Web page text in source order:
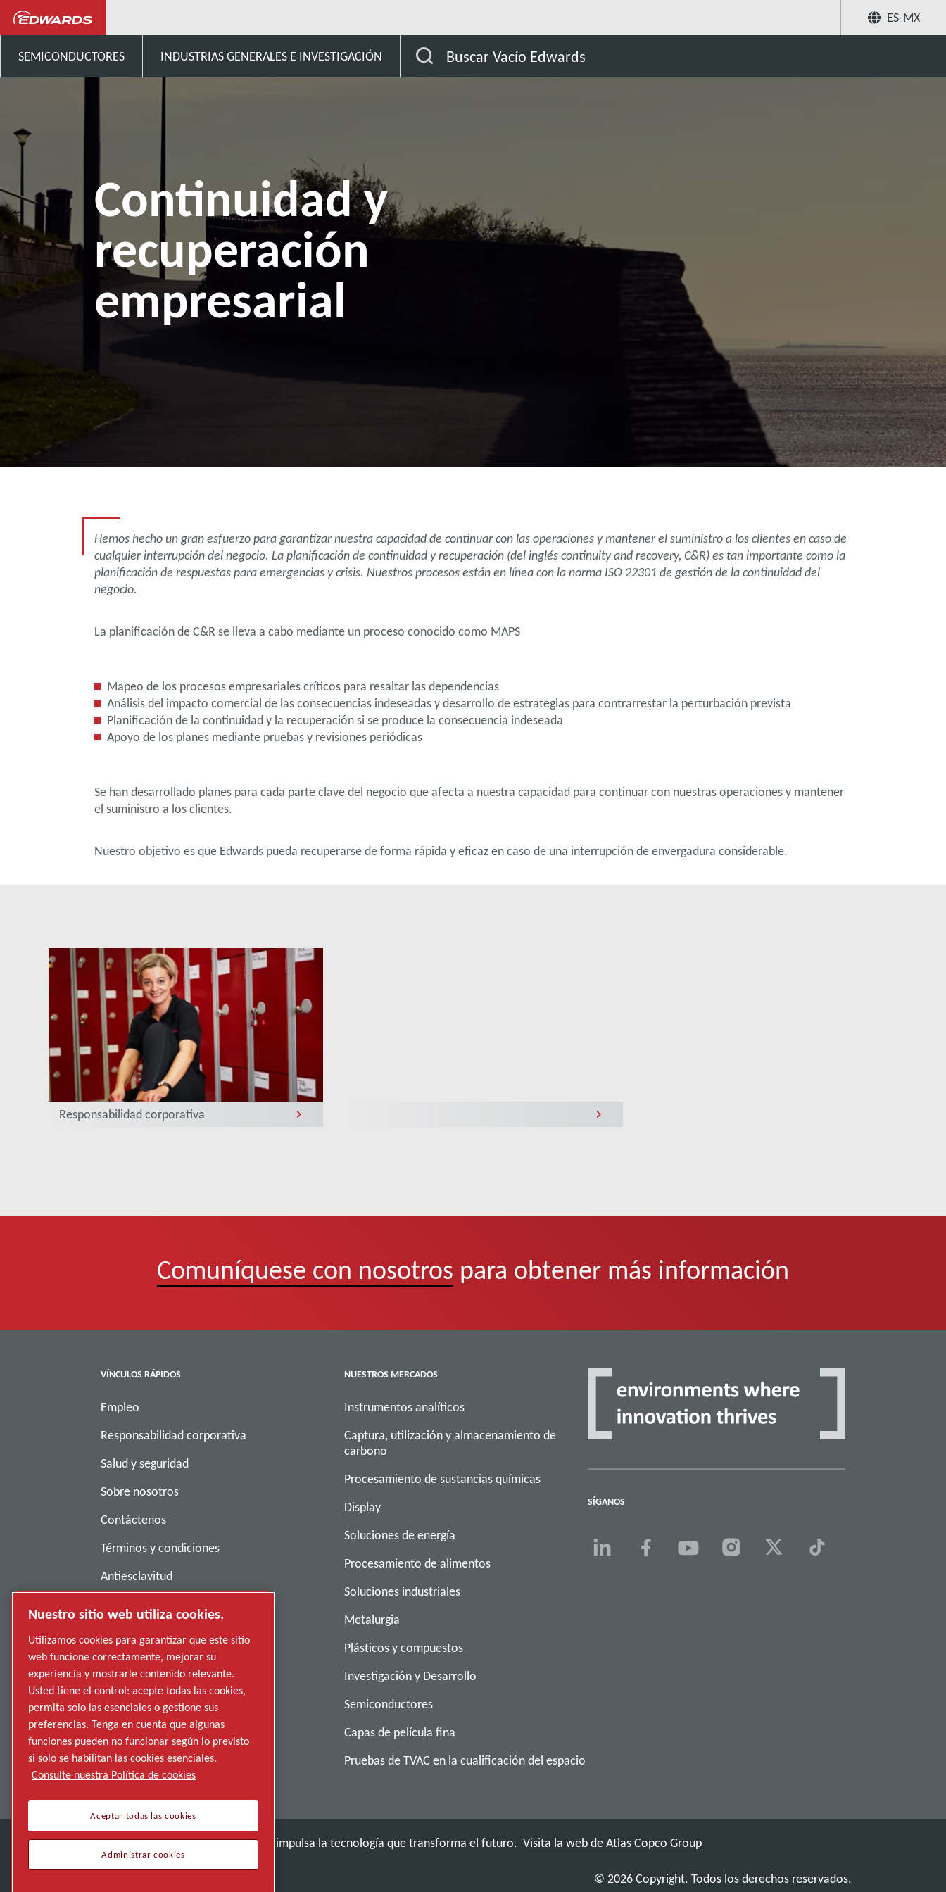
ES-MX
SEMICONDUCTORES INDUSTRIAS GENERALES E INVESTIGACIÓN Buscar Vacío Edwards
Continuidad y
recuperación
empresarial
Hemos hecho un gran esfuerzo para garantizar nuestra capacidad de continuar con las operaciones y mantener el suministro a los clientes en caso de
cualquier interrupción del negocio. La planificación de continuidad y recuperación (del inglés continuity and recovery, C&R) es tan importante como la
planificación de respuestas para emergencias y crisis. Nuestros procesos están en línea con la norma ISO 22301 de gestión de la continuidad del
negocio.
La planificación de C&R se lleva a cabo mediante un proceso conocido como MAPS
Mapeo de los procesos empresariales críticos para resaltar las dependencias
Análisis del impacto comercial de las consecuencias indeseadas y desarrollo de estrategias para contrarrestar la perturbación prevista
Planificación de la continuidad y la recuperación si se produce la consecuencia indeseada
Apoyo de los planes mediante pruebas y revisiones periódicas
Se han desarrollado planes para cada parte clave del negocio que afecta a nuestra capacidad para continuar con nuestras operaciones y mantener
el suministro a los clientes.
Nuestro objetivo es que Edwards pueda recuperarse de forma rápida y eficaz en caso de una interrupción de envergadura considerable.
Responsabilidad corporativa
Comuníquese con nosotros para obtener más información
VÍNCULOS RÁPIDOS
Empleo
Responsabilidad corporativa
Salud y seguridad
Sobre nosotros
Contáctenos
Términos y condiciones
Antiesclavitud
Denunciar una conducta indebida
Proveedores
Accesibilidad
NUESTROS MERCADOS
Instrumentos analíticos
Captura, utilización y almacenamiento de
carbono
Procesamiento de sustancias químicas
Display
Soluciones de energía
Procesamiento de alimentos
Soluciones industriales
Metalurgia
Plásticos y compuestos
Investigación y Desarrollo
Semiconductores
Capas de película fina
Pruebas de TVAC en la cualificación del espacio
SÍGANOS
Descubre cómo Atlas Copco Group impulsa la tecnología que transforma el futuro. Visita la web de Atlas Copco Group
© 2026 Copyright. Todos los derechos reservados.
Nuestro sitio web utiliza cookies.
Utilizamos cookies para garantizar que este sitio
web funcione correctamente, mejorar su
experiencia y mostrarle contenido relevante.
Usted tiene el control: acepte todas las cookies,
permita solo las esenciales o gestione sus
preferencias. Tenga en cuenta que algunas
funciones pueden no funcionar según lo previsto
si solo se habilitan las cookies esenciales.
Consulte nuestra Política de cookies
Aceptar todas las cookies
Administrar cookies